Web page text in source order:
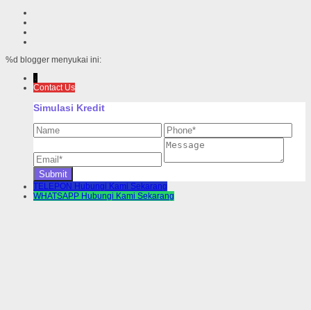
%d blogger menyukai ini:
↓
Contact Us
Simulasi Kredit
TELEPON Hubungi Kami Sekarang
WHATSAPP Hubungi Kami Sekarang